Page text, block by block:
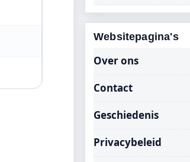
Websitepagina's
Over ons
Contact
Geschiedenis
Privacybeleid